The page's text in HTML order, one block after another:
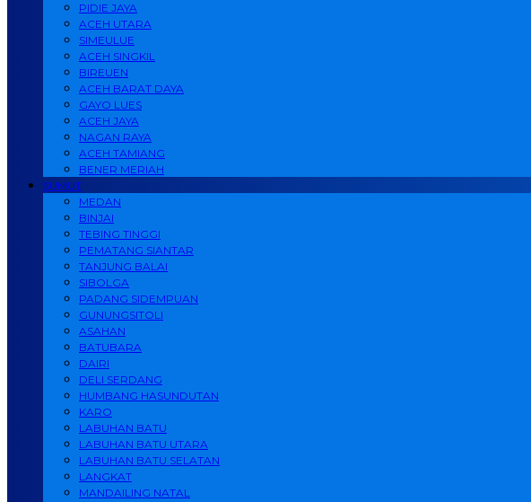
PIDIE JAYA
ACEH UTARA
SIMEULUE
ACEH SINGKIL
BIREUEN
ACEH BARAT DAYA
GAYO LUES
ACEH JAYA
NAGAN RAYA
ACEH TAMIANG
BENER MERIAH
SUMUT
MEDAN
BINJAI
TEBING TINGGI
PEMATANG SIANTAR
TANJUNG BALAI
SIBOLGA
PADANG SIDEMPUAN
GUNUNGSITOLI
ASAHAN
BATUBARA
DAIRI
DELI SERDANG
HUMBANG HASUNDUTAN
KARO
LABUHAN BATU
LABUHAN BATU UTARA
LABUHAN BATU SELATAN
LANGKAT
MANDAILING NATAL